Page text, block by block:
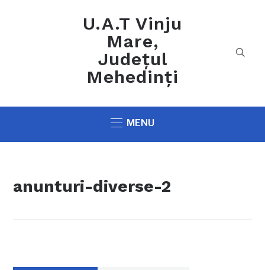
U.A.T Vinju
Mare,
Județul
Mehedinți
MENU
anunturi-diverse-2